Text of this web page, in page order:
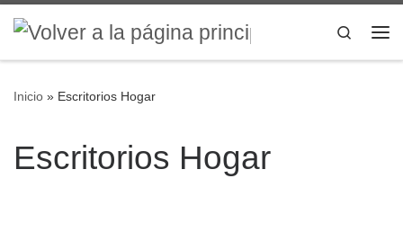
Saltar al contenido Search
Inicio » Escritorios Hogar
Escritorios Hogar